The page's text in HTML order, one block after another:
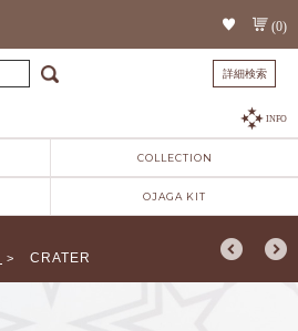
(0)
詳細検索
INFO
COLLECTION
OJAGA KIT
> CRATER